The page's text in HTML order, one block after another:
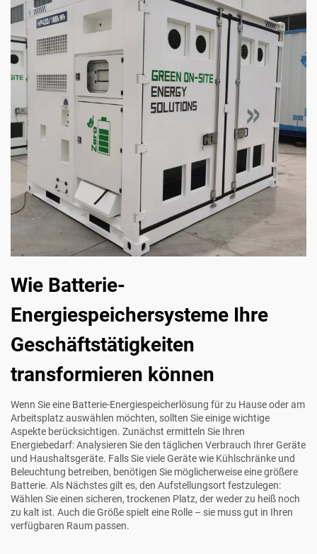
Wie Batterie-
Energiespeichersysteme Ihre
Geschäftstätigkeiten
transformieren können
Wenn Sie eine Batterie-Energiespeicherlösung für zu Hause oder am
Arbeitsplatz auswählen möchten, sollten Sie einige wichtige
Aspekte berücksichtigen. Zunächst ermitteln Sie Ihren
Energiebedarf: Analysieren Sie den täglichen Verbrauch Ihrer Geräte
und Haushaltsgeräte. Falls Sie viele Geräte wie Kühlschränke und
Beleuchtung betreiben, benötigen Sie möglicherweise eine größere
Batterie. Als Nächstes gilt es, den Aufstellungsort festzulegen:
Wählen Sie einen sicheren, trockenen Platz, der weder zu heiß noch
zu kalt ist. Auch die Größe spielt eine Rolle – sie muss gut in Ihren
verfügbaren Raum passen.